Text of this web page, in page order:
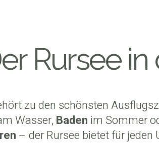
Rursee
zu den schönsten
Wasser,Baden im Sommer
– der Rursee bietet für jeden